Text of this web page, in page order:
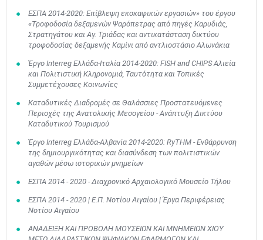
ΕΣΠΑ 2014-2020: Επίβλεψη εκσκαφικών εργασιών» του έργου
«Τροφοδοσία δεξαμενών Ψαρόπετρας από πηγές Καρυδιάς,
Στρατηγάτου και Αγ. Τριάδας και αντικατάσταση δικτύου
τροφοδοσίας δεξαμενής Καμίνι από αντλιοστάσιο Αλωνάκια
Έργο Interreg Ελλάδα-Ιταλία 2014-2020: FISH and CHIPS Αλιεία
και Πολιτιστική Κληρονομιά, Ταυτότητα και Τοπικές
Συμμετέχουσες Κοινωνίες
Καταδυτικές Διαδρομές σε Θαλάσσιες Προστατευόμενες
Περιοχές της Ανατολικής Μεσογείου - Ανάπτυξη Δικτύου
Καταδυτικού Τουρισμού
Έργο Interreg Ελλάδα-Αλβανία 2014-2020: RyTHM - Ενθάρρυνση
της δημιουργικότητας και διασύνδεση των πολιτιστικών
αγαθών μέσω ιστορικών μνημείων
ΕΣΠΑ 2014 - 2020 - Διαχρονικό Αρχαιολογικό Μουσείο Τήλου
ΕΣΠΑ 2014 - 2020 | Ε.Π. Νοτίου Αιγαίου | Έργα Περιφέρειας
Νοτίου Αιγαίου
ΑΝΑΔΕΙΞΗ ΚΑΙ ΠΡΟΒΟΛΗ ΜΟΥΣΕΙΩΝ ΚΑΙ ΜΝΗΜΕΙΩΝ ΧΙΟΥ